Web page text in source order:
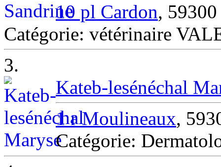
10 pl Cardon,
Catégorie: vétérinaire
3.
Kateb-lesénéchal
1 r Moulineaux,
Catégorie: